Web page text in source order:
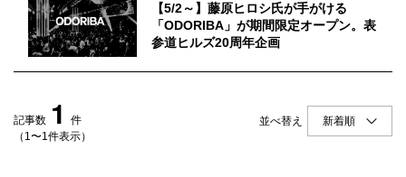
初めての方へ
Q&A
企業担当の方へ
ログイン
会員登録
【5/2～】藤原ヒロシ氏が手がける
「ODORIBA」が期間限定オープン。表
参道ヒルズ20周年企画
記事数 1
件
（1〜1件表示）
並べ替え